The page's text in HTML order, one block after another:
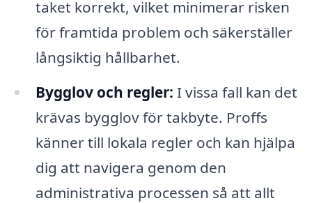
taket korrekt, vilket minimerar risken
för framtida problem och säkerställer
långsiktig hållbarhet.
Bygglov och regler: I vissa fall kan det
krävas bygglov för takbyte. Proffs
känner till lokala regler och kan hjälpa
dig att navigera genom den
administrativa processen så att allt